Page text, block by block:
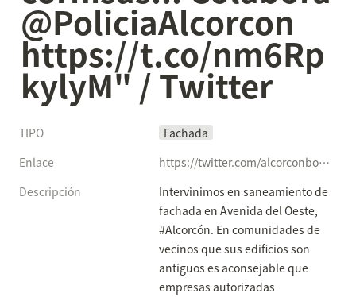
@PoliciaAlcorcon
https://t.co/nm6Rp
kylyM" / Twitter
TIPO
Fachada
Enlace
https://twitter.com/alcorconbombero/status/1310498998113964038
Descripción
Intervinimos en saneamiento de
fachada en Avenida del Oeste,
#Alcorcón. En comunidades de
vecinos que sus edificios son
antiguos es aconsejable que
empresas autorizadas